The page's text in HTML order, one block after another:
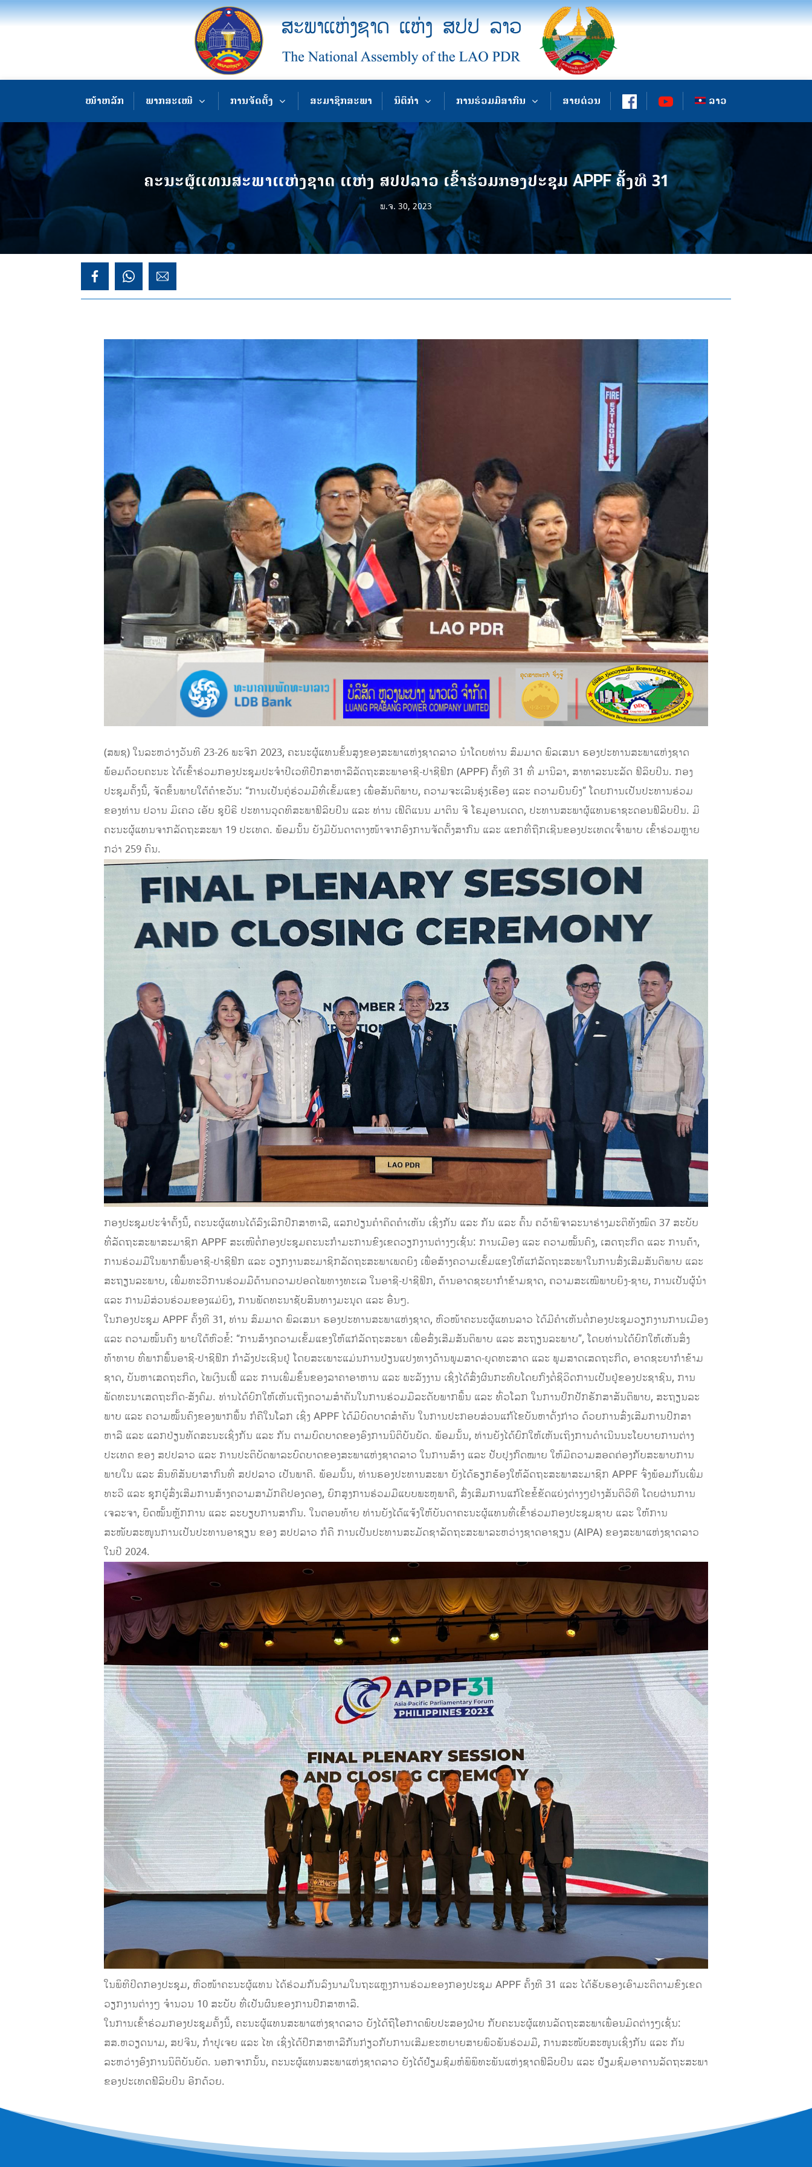
ໜ້າຫລັກ ພາກສະເໜີ ການຈັດຕັ້ງ ສະມາຊິກສະພາ ນິຕິກຳ ການຮ່ວມມືສາກົນ ສາຍດ່ວນ ລາວ
ຄະນະຜູ້ແທນສະພາແຫ່ງຊາດ ແຫ່ງ ສປປລາວ ເຂົ້າຮ່ວມກອງປະຊຸມ APPF ຄັ້ງທີ 31
ພ.ຈ. 30, 2023
(ສພຊ) ໃນລະຫວ່າງວັນທີ 23-26 ພະຈິກ 2023, ຄະນະຜູ້ແທນຂັ້ນສູງຂອງສະພາແຫ່ງຊາດລາວ ນໍາໂດຍທ່ານ ສົມມາດ ພົລເສນາ ຮອງປະທານສະພາແຫ່ງຊາດ
ພ້ອມດ້ວຍຄະນະ ໄດ້ເຂົ້າຮ່ວມກອງປະຊຸມປະຈຳປີເວທີປຶກສາຫາລືລັດຖະສະພາອາຊີ-ປາຊີຟິກ (APPF) ຄັ້ງທີ 31 ທີ່ ມານີລາ, ສາທາລະນະລັດ ຟີລິບປິນ. ກອງ
ປະຊຸມຄັ້ງນີ້, ຈັດຂຶ້ນພາຍໃຕ້ຄໍາຂວັນ: “ການເປັນຄູ່ຮ່ວມມືທີ່ເຂັ້ມແຂງ ເພື່ອສັນຕິພາບ, ຄວາມຈະເລີນຮຸ່ງເຮືອງ ແລະ ຄວາມຍືນຍົງ” ໂດຍການເປັນປະທານຮ່ວມ
ຂອງທ່ານ ຢວານ ມິເຄວ ເອັບ ຊູບີຣີ ປະທານວຸດທິສະພາຟິລິບປິນ ແລະ ທ່ານ ເຟີດິແນນ ມາຕິນ ຈີ ໂຣມູອານເດດ, ປະທານສະພາຜູ້ແທນຣາຊະດອນຟີລິບປິນ. ມີ
ຄະນະຜູ້ແທນຈາກລັດຖະສະພາ 19 ປະເທດ. ພ້ອມນັ້ນ ຍັງມີບັນດາຕາງໜ້າຈາກອົງການຈັດຕັ້ງສາກົນ ແລະ ແຂກທີ່ຖືກເຊີນຂອງປະເທດເຈົ້າພາບ ເຂົ້າຮ່ວມຫຼາຍ
ກວ່າ 259 ຄົນ.
ກອງປະຊຸມປະຈໍາຄັ້ງນີ້, ຄະນະຜູ້ແທນໄດ້ລົງເລິກປຶກສາຫາລື, ແລກປ່ຽນຄໍາຄິດຄໍາເຫັນ ເຊິ່ງກັນ ແລະ ກັນ ແລະ ຄົ້ນ ຄວ້າພິຈາລະນາຮ່າງມະຕິທັງໝົດ 37 ສະບັບ
ທີ່ລັດຖະສະພາສະມາຊິກ APPF ສະເໜີຕໍ່ກອງປະຊຸມຄະນະກຳມະການຂົງເຂດວຽກງານຕ່າງໆເຊັ່ນ: ການເມືອງ ແລະ ຄວາມໝັ້ນຄົງ, ເສດຖະກິດ ແລະ ການຄ້າ,
ການຮ່ວມມືໃນພາກພື້ນອາຊີ-ປາຊີຟິກ ແລະ ວຽກງານສະມາຊິກລັດຖະສະພາເພດຍິງ ເພື່ອສ້າງຄວາມເຂັ້ມແຂງໃຫ້ແກ່ລັດຖະສະພາໃນການສົ່ງເສີມສັນຕິພາບ ແລະ
ສະຖຽນລະພາບ, ເພີ່ມທະວີການຮ່ວມມືດ້ານຄວາມປອດໄພທາງທະເລ ໃນອາຊີ-ປາຊີຟິກ, ຕ້ານອາດຊະຍາກຳຂ້າມຊາດ, ຄວາມສະເໝີພາບຍິງ-ຊາຍ, ການເປັນຜູ້ນຳ
ແລະ ການມີສ່ວນຮ່ວມຂອງແມ່ຍິງ, ການພັດທະນາຊັບສິນທາງມະນຸດ ແລະ ອື່ນໆ.
ໃນກອງປະຊຸມ APPF ຄັ້ງທີ 31, ທ່ານ ສົມມາດ ພົລເສນາ ຮອງປະທານສະພາແຫ່ງຊາດ, ຫົວໜ້າຄະນະຜູ້ແທນລາວ ໄດ້ມີຄຳເຫັນຕໍ່ກອງປະຊຸມວຽກງານການເມືອງ
ແລະ ຄວາມໝັ້ນຄົງ ພາຍໃຕ້ຫົວຂໍ້: “ການສ້າງຄວາມເຂັ້ມແຂງໃຫ້ແກ່ລັດຖະສະພາ ເພື່ອສົ່ງເສີມສັນຕິພາບ ແລະ ສະຖຽນລະພາບ”, ໂດຍທ່ານໄດ້ຍົກໃຫ້ເຫັນສິ່ງ
ທ້າທາຍ ທີ່ພາກພື້ນອາຊີ-ປາຊີຟິກ ກຳລັງປະເຊີນຢູ່ ໂດຍສະເພາະແມ່ນການປ່ຽນແປງທາງດ້ານພູມສາດ-ຍຸດທະສາດ ແລະ ພູມສາດເສດຖະກິດ, ອາດຊະຍາກຳຂ້າມ
ຊາດ, ບັນຫາເສດຖະກິດ, ໄພເງິນເຟີ້ ແລະ ການເພີ່ມຂຶ້ນຂອງລາຄາອາຫານ ແລະ ພະລັງງານ ເຊິ່ງໄດ້ສົ່ງຜົນກະທົບໂດຍກົງຕໍ່ຊີວິດການເປັນຢູ່ຂອງປະຊາຊົນ, ການ
ພັດທະນາເສດຖະກິດ-ສັງຄົມ. ທ່ານໄດ້ຍົກໃຫ້ເຫັນເຖິງຄວາມສຳຄັນໃນການຮ່ວມມືລະດັບພາກພື້ນ ແລະ ທົ່ວໂລກ ໃນການປົກປັກຮັກສາສັນຕິພາບ, ສະຖຽນລະ
ພາບ ແລະ ຄວາມໝັ້ນຄົງຂອງພາກພື້ນ ກໍຄືໃນໂລກ ເຊິ່ງ APPF ໄດ້ມີບົດບາດສຳຄັນ ໃນການປະກອບສ່ວນແກ້ໄຂບັນຫາດັ່ງກ່າວ ດ້ວຍການສົ່ງເສີມການປຶກສາ
ຫາລື ແລະ ແລກປ່ຽນທັດສະນະເຊິ່ງກັນ ແລະ ກັນ ຕາມບົດບາດຂອງອົງການນິຕິບັນຍັດ. ພ້ອມນັ້ນ, ທ່ານຍັງໄດ້ຍົກໃຫ້ເຫັນເຖິງການດຳເນີນນະໂຍບາຍການຕ່າງ
ປະເທດ ຂອງ ສປປລາວ ແລະ ການປະຕິບັດພາລະບົດບາດຂອງສະພາແຫ່ງຊາດລາວ ໃນການສ້າງ ແລະ ປັບປຸງກົດໝາຍ ໃຫ້ມີຄວາມສອດຄ່ອງກັບສະພາບການ
ພາຍໃນ ແລະ ສົນທິສັນຍາສາກົນທີ່ ສປປລາວ ເປັນພາຄີ. ພ້ອມນັ້ນ, ທ່ານຮອງປະທານສະພາ ຍັງໄດ້ຮຽກຮ້ອງໃຫ້ລັດຖະສະພາສະມາຊິກ APPF ຈົ່ງພ້ອມກັນເພີ່ມ
ທະວີ ແລະ ຊຸກຍູ້ສົ່ງເສີມການສ້າງຄວາມສາມັກຄີປອງດອງ, ຍົກສູງການຮ່ວມມືແບບພະຫຸພາຄີ, ສົ່ງເສີມການແກ້ໄຂຂໍ້ຂັດແຍ່ງຕ່າງໆຢ່າງສັນຕິວິທີ ໂດຍຜ່ານການ
ເຈລະຈາ, ຍຶດໝັ້ນຫຼັກການ ແລະ ລະບຽບການສາກົນ. ໃນຕອນທ້າຍ ທ່ານຍັງໄດ້ແຈ້ງໃຫ້ບັນດາຄະນະຜູ້ແທນທີ່ເຂົ້າຮ່ວມກອງປະຊຸມຊາບ ແລະ ໃຫ້ການ
ສະໜັບສະໜູນການເປັນປະທານອາຊຽນ ຂອງ ສປປລາວ ກໍຄື ການເປັນປະທານສະມັດຊາລັດຖະສະພາລະຫວ່າງຊາດອາຊຽນ (AIPA) ຂອງສະພາແຫ່ງຊາດລາວ
ໃນປີ 2024.
ໃນພິທີປິດກອງປະຊຸມ, ຫົວໜ້າຄະນະຜູ້ແທນ ໄດ້ຮ່ວມກັນລົງນາມໃນຖະແຫຼງການຮ່ວມຂອງກອງປະຊຸມ APPF ຄັ້ງທີ 31 ແລະ ໄດ້ຮັບຮອງເອົາມະຕິຕາມຂົງເຂດ
ວຽກງານຕ່າງໆ ຈໍານວນ 10 ສະບັບ ທີ່ເປັນຜົນຂອງການປຶກສາຫາລື.
ໃນການເຂົ້າຮ່ວມກອງປະຊຸມຄັ້ງນີ້, ຄະນະຜູ້ແທນສະພາແຫ່ງຊາດລາວ ຍັງໄດ້ຖືໂອກາດພົບປະສອງຝ່າຍ ກັບຄະນະຜູ້ແທນລັດຖະສະພາເພື່ອນມິດຕ່າງໆເຊັ່ນ:
ສສ.ຫວຽດນາມ, ສປຈີນ, ກຳປູເຈຍ ແລະ ໄທ ເຊິ່ງໄດ້ປຶກສາຫາລືກັນກ່ຽວກັບການເສີມຂະຫຍາຍສາຍພົວພັນຮ່ວມມື, ການສະໜັບສະໜູນເຊິ່ງກັນ ແລະ ກັນ
ລະຫວ່າງອົງການນິຕິບັນຍັດ. ນອກຈາກນັ້ນ, ຄະນະຜູ້ແທນສະພາແຫ່ງຊາດລາວ ຍັງໄດ້ຢ້ຽມຊົມຫໍພິພິທະພັນແຫ່ງຊາດຟີລິບປິນ ແລະ ຢ້ຽມຊົມອາຄານລັດຖະສະພາ
ຂອງປະເທດຟີລິບປິນ ອີກດ້ວຍ.